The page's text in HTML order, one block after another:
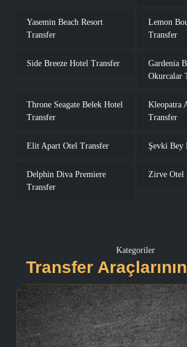
Yasemin Beach Resort
Transfer
Lemon
Transfer
Side Breeze Hotel Transfer
Gardenia
Okurcalar
Throne Seagate Belek Hotel
Transfer
Kleopatra
Transfer
Elit Apart Otel Transfer Şevki Bey
Delphin Diva Premiere
Transfer
Zirve Otel
Kategoriler
Transfer Araçlarının